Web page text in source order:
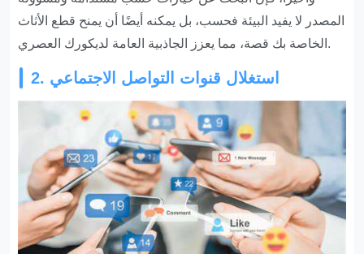
المصدر لا يفيد البيئة فحسب، بل يمكنه أيضًا أن يمنح قطع الأثاث
الخاصة بك قصة، مما يعزز الجاذبية العامة لديكورك العصري.
2. استغلال قنوات التواصل الاجتماعي